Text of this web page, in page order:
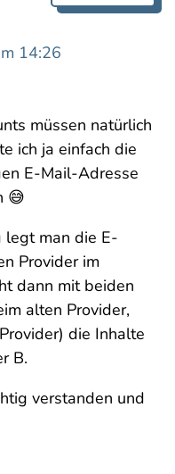
14:26
müssen natürlich
ich ja einfach die
E-Mail-Adresse
😅
legt man die E-
Provider im
dann mit beiden
alten Provider,
die Inhalte
B.
verstanden und